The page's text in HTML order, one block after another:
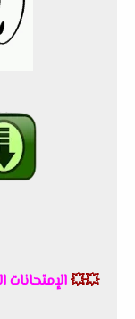
💥💥الإمتحانات